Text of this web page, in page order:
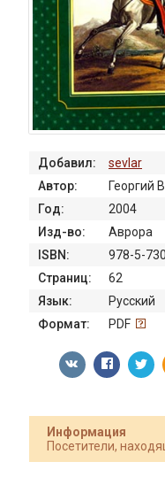
Добавил:
sevlar
Автор:
Георгий
Год:
2004
Изд-во:
Аврора
ISBN:
978-5-
Страниц:
62
Язык:
Русский
Формат:
PDF
Информация
Посетители,